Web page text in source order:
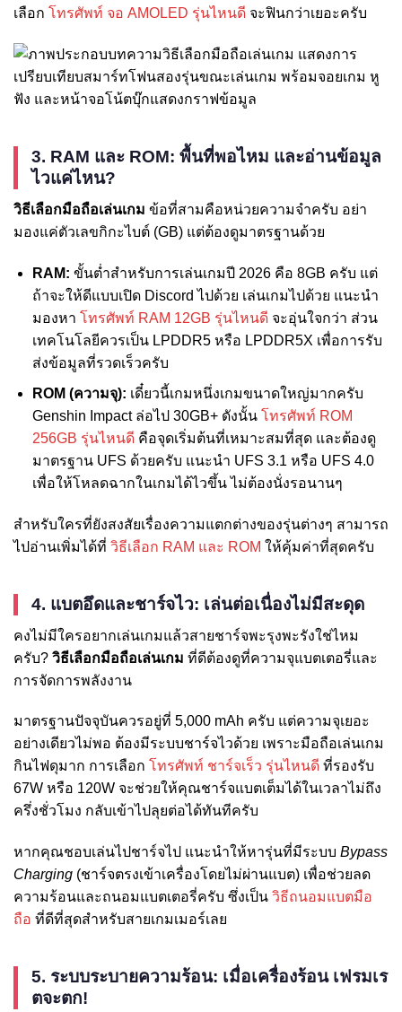
เลือก โทรศัพท์ จอ AMOLED รุ่นไหนดี จะฟินกว่าเยอะครับ
3. RAM และ ROM: พื้นที่พอไหม และอ่านข้อมูล
ไวแค่ไหน?
วิธีเลือกมือถือเล่นเกม ข้อที่สามคือหน่วยความจำครับ อย่า
มองแค่ตัวเลขกิกะไบต์ (GB) แต่ต้องดูมาตรฐานด้วย
RAM: ขั้นต่ำสำหรับการเล่นเกมปี 2026 คือ 8GB ครับ แต่
ถ้าจะให้ดีแบบเปิด Discord ไปด้วย เล่นเกมไปด้วย แนะนำ
มองหา โทรศัพท์ RAM 12GB รุ่นไหนดีจะอุ่นใจกว่า ส่วน
เทคโนโลยีควรเป็น LPDDR5 หรือ LPDDR5X เพื่อการรับ
ส่งข้อมูลที่รวดเร็วครับ
ROM (ความจุ): เดี๋ยวนี้เกมหนึ่งเกมขนาดใหญ่มากครับ
Genshin Impact ล่อไป 30GB+ ดังนั้น โทรศัพท์ ROM
256GB รุ่นไหนดีคือจุดเริ่มต้นที่เหมาะสมที่สุด และต้องดู
มาตรฐาน UFS ด้วยครับ แนะนำ UFS 3.1 หรือ UFS 4.0
เพื่อให้โหลดฉากในเกมได้ไวขึ้น ไม่ต้องนั่งรอนานๆ
สำหรับใครที่ยังสงสัยเรื่องความแตกต่างของรุ่นต่างๆ สามารถ
ไปอ่านเพิ่มได้ที่ วิธีเลือก RAM และ ROM ให้คุ้มค่าที่สุดครับ
4. แบตอึดและชาร์จไว: เล่นต่อเนื่องไม่มีสะดุด
คงไม่มีใครอยากเล่นเกมแล้วสายชาร์จพะรุงพะรังใช่ไหม
ครับ? วิธีเลือกมือถือเล่นเกม ที่ดีต้องดูที่ความจุแบตเตอรี่และ
การจัดการพลังงาน
มาตรฐานปัจจุบันควรอยู่ที่ 5,000 mAh ครับ แต่ความจุเยอะ
อย่างเดียวไม่พอ ต้องมีระบบชาร์จไวด้วย เพราะมือถือเล่นเกม
กินไฟดุมาก การเลือก โทรศัพท์ ชาร์จเร็ว รุ่นไหนดี ที่รองรับ
67W หรือ 120W จะช่วยให้คุณชาร์จแบตเต็มได้ในเวลาไม่ถึง
ครึ่งชั่วโมง กลับเข้าไปลุยต่อได้ทันทีครับ
หากคุณชอบเล่นไปชาร์จไป แนะนำให้หารุ่นที่มีระบบ Bypass
Charging (ชาร์จตรงเข้าเครื่องโดยไม่ผ่านแบต) เพื่อช่วยลด
ความร้อนและถนอมแบตเตอรี่ครับ ซึ่งเป็น วิธีถนอมแบตมือ
ถือ ที่ดีที่สุดสำหรับสายเกมเมอร์เลย
5. ระบบระบายความร้อน: เมื่อเครื่องร้อน เฟรมเร
ตจะตก!